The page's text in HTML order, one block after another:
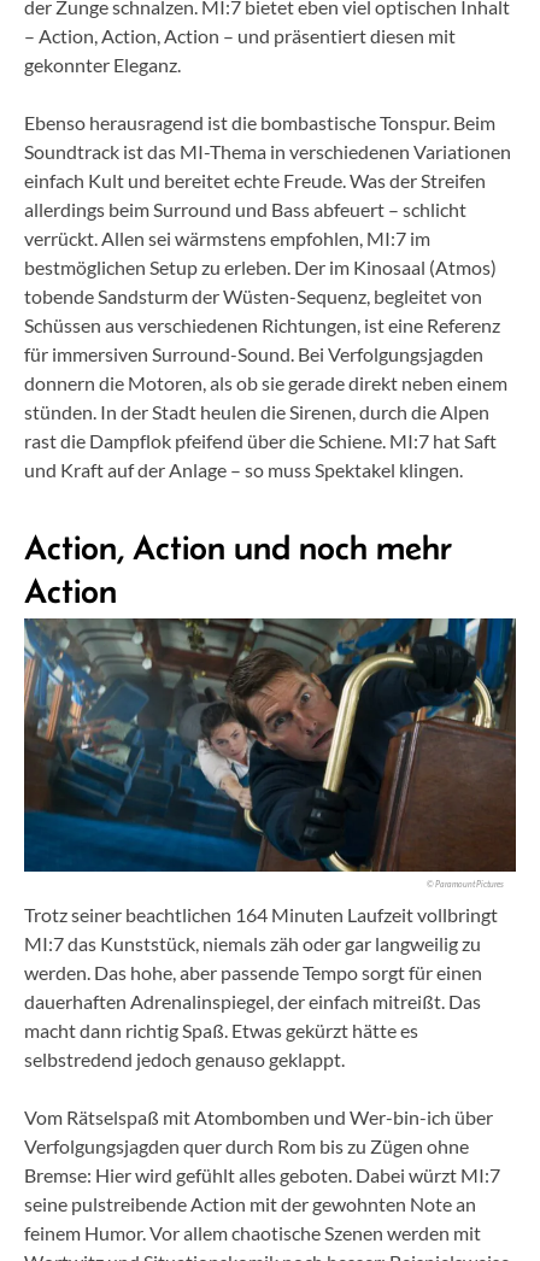
der Zunge schnalzen. MI:7 bietet eben viel optischen Inhalt
– Action, Action, Action – und präsentiert diesen mit
gekonnter Eleganz.
Ebenso herausragend ist die bombastische Tonspur. Beim
Soundtrack ist das MI-Thema in verschiedenen Variationen
einfach Kult und bereitet echte Freude. Was der Streifen
allerdings beim Surround und Bass abfeuert – schlicht
verrückt. Allen sei wärmstens empfohlen, MI:7 im
bestmöglichen Setup zu erleben. Der im Kinosaal (Atmos)
tobende Sandsturm der Wüsten-Sequenz, begleitet von
Schüssen aus verschiedenen Richtungen, ist eine Referenz
für immersiven Surround-Sound. Bei Verfolgungsjagden
donnern die Motoren, als ob sie gerade direkt neben einem
stünden. In der Stadt heulen die Sirenen, durch die Alpen
rast die Dampflok pfeifend über die Schiene. MI:7 hat Saft
und Kraft auf der Anlage – so muss Spektakel klingen.
Action, Action und noch mehr
Action
© Paramount Pictures
Trotz seiner beachtlichen 164 Minuten Laufzeit vollbringt
MI:7 das Kunststück, niemals zäh oder gar langweilig zu
werden. Das hohe, aber passende Tempo sorgt für einen
dauerhaften Adrenalinspiegel, der einfach mitreißt. Das
macht dann richtig Spaß. Etwas gekürzt hätte es
selbstredend jedoch genauso geklappt.
Vom Rätselspaß mit Atombomben und Wer-bin-ich über
Verfolgungsjagden quer durch Rom bis zu Zügen ohne
Bremse: Hier wird gefühlt alles geboten. Dabei würzt MI:7
seine pulstreibende Action mit der gewohnten Note an
feinem Humor. Vor allem chaotische Szenen werden mit